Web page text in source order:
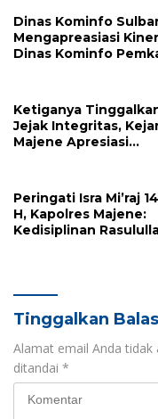
Dinas Kominfo
Mengapreasiasi
Dinas Kominfo
Ketiganya
Jejak Integritas,
Majene Apresiasi
Peringati Isra Mi’raj
H, Kapolres Majene:
Kedisiplinan
Tinggalkan
Alamat email Anda tidak
ditandai *